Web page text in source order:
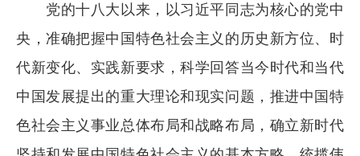
党的十八大以来，以习近平同志为核心的党中
央，准确把握中国特色社会主义的历史新方位、时
代新变化、实践新要求，科学回答当今时代和当代
中国发展提出的重大理论和现实问题，推进中国特
色社会主义事业总体布局和战略布局，确立新时代